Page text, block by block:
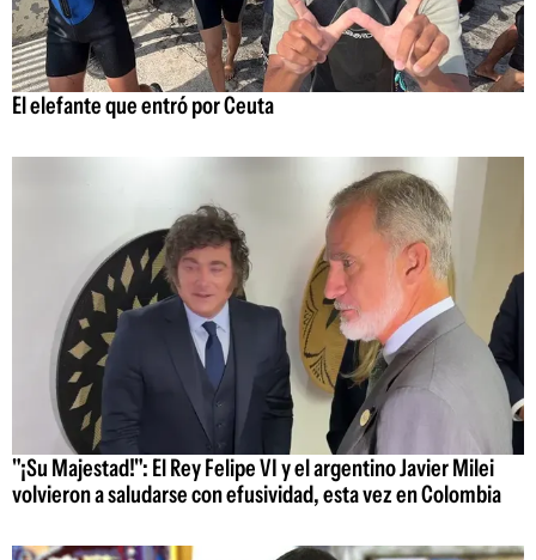
El elefante que entró por Ceuta
"¡Su Majestad!": El Rey Felipe VI y el argentino Javier Milei
volvieron a saludarse con efusividad, esta vez en Colombia